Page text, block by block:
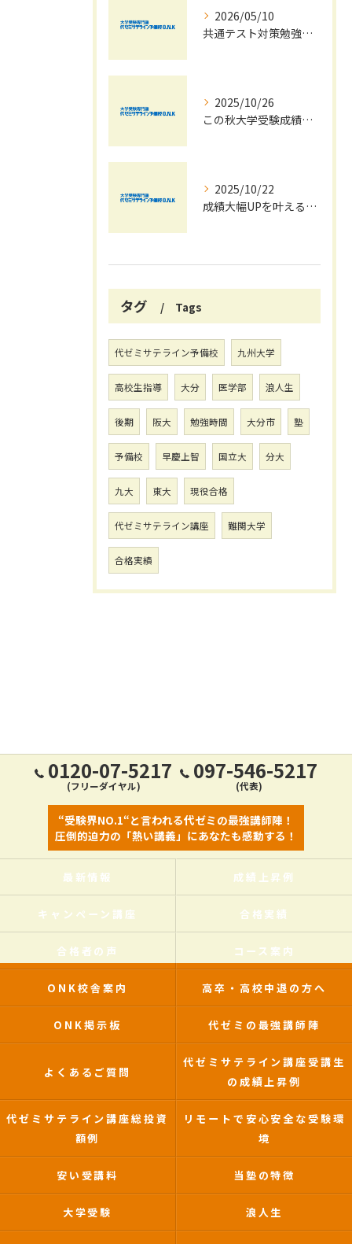
2026/05/10
共通テスト対策勉強は早めに始めましょう！
2025/10/26
この秋大学受験成績大幅UPの秘訣
2025/10/22
成績大幅UPを叶える秋の効率学習法
タグ Tags
代ゼミサテライン予備校 九州大学
高校生指導 大分 医学部 浪人生
後期 阪大 勉強時間 大分市 塾
予備校 早慶上智 国立大 分大
九大 東大 現役合格
代ゼミサテライン講座 難関大学
合格実績
0120-07-5217
(フリーダイヤル)
097-546-5217
(代表)
“受験界NO.1“と言われる代ゼミの最強講師陣！
圧倒的迫力の「熱い講義」にあなたも感動する！
最新情報 成績上昇例
キャンペーン講座 合格実績
合格者の声 コース案内
ONK校舎案内 高卒・高校中退の方へ
ONK掲示板 代ゼミの最強講師陣
よくあるご質問
代ゼミサテライン講座受講生
の成績上昇例
代ゼミサテライン講座総投資
額例
リモートで安心安全な受験環
境
安い受講料 当塾の特徴
大学受験 浪人生